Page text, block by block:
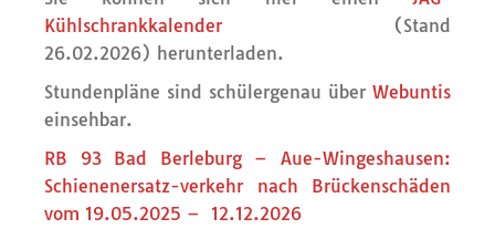
Kühlschrankkalender (Stand
26.02.2026) herunterladen.
Stundenpläne sind schülergenau über Webuntis
einsehbar.
RB 93 Bad Berleburg – Aue-Wingeshausen:
Schienenersatz-verkehr nach Brückenschäden
vom 19.05.2025 – 12.12.2026